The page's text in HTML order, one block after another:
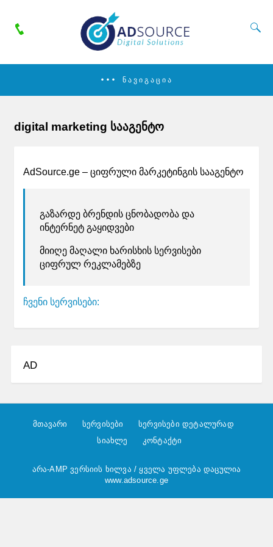
ᲜᲐᲕᲘᲒᲐᲪᲘᲐ
digital marketing სააგენტო
AdSource.ge – ციფრული მარკეტინგის სააგენტო
გაზარდე ბრენდის ცნობადობა და
ინტერნეტ გაყიდვები
მიიღე მაღალი ხარისხის სერვისები
ციფრულ რეკლამებზე
ჩვენი სერვისები:
AD
მთავარი სერვისები
სერვისები დეტალურად
სიახლე
კონტაქტი
არა-AMP ვერსიის ხილვა / ყველა უფლება დაცულია
www.adsource.ge